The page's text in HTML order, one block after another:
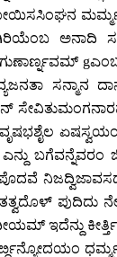
ಮರ್ಮ್ಮಳ್
ಅನಾದಿ
g
ಪುದಿದು
ಇದೆನ್ದು